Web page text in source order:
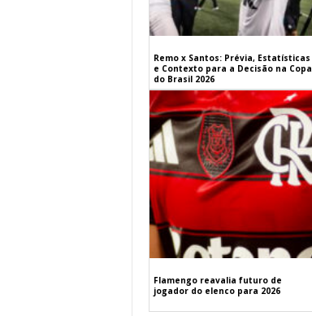
Remo x Santos: Prévia, Estatísticas
e Contexto para a Decisão na Copa
do Brasil 2026
Flamengo reavalia futuro de
jogador do elenco para 2026